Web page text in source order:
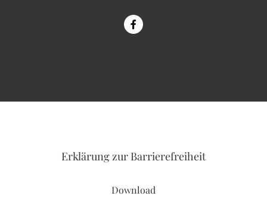
Erklärung zur Barrierefreiheit
Download